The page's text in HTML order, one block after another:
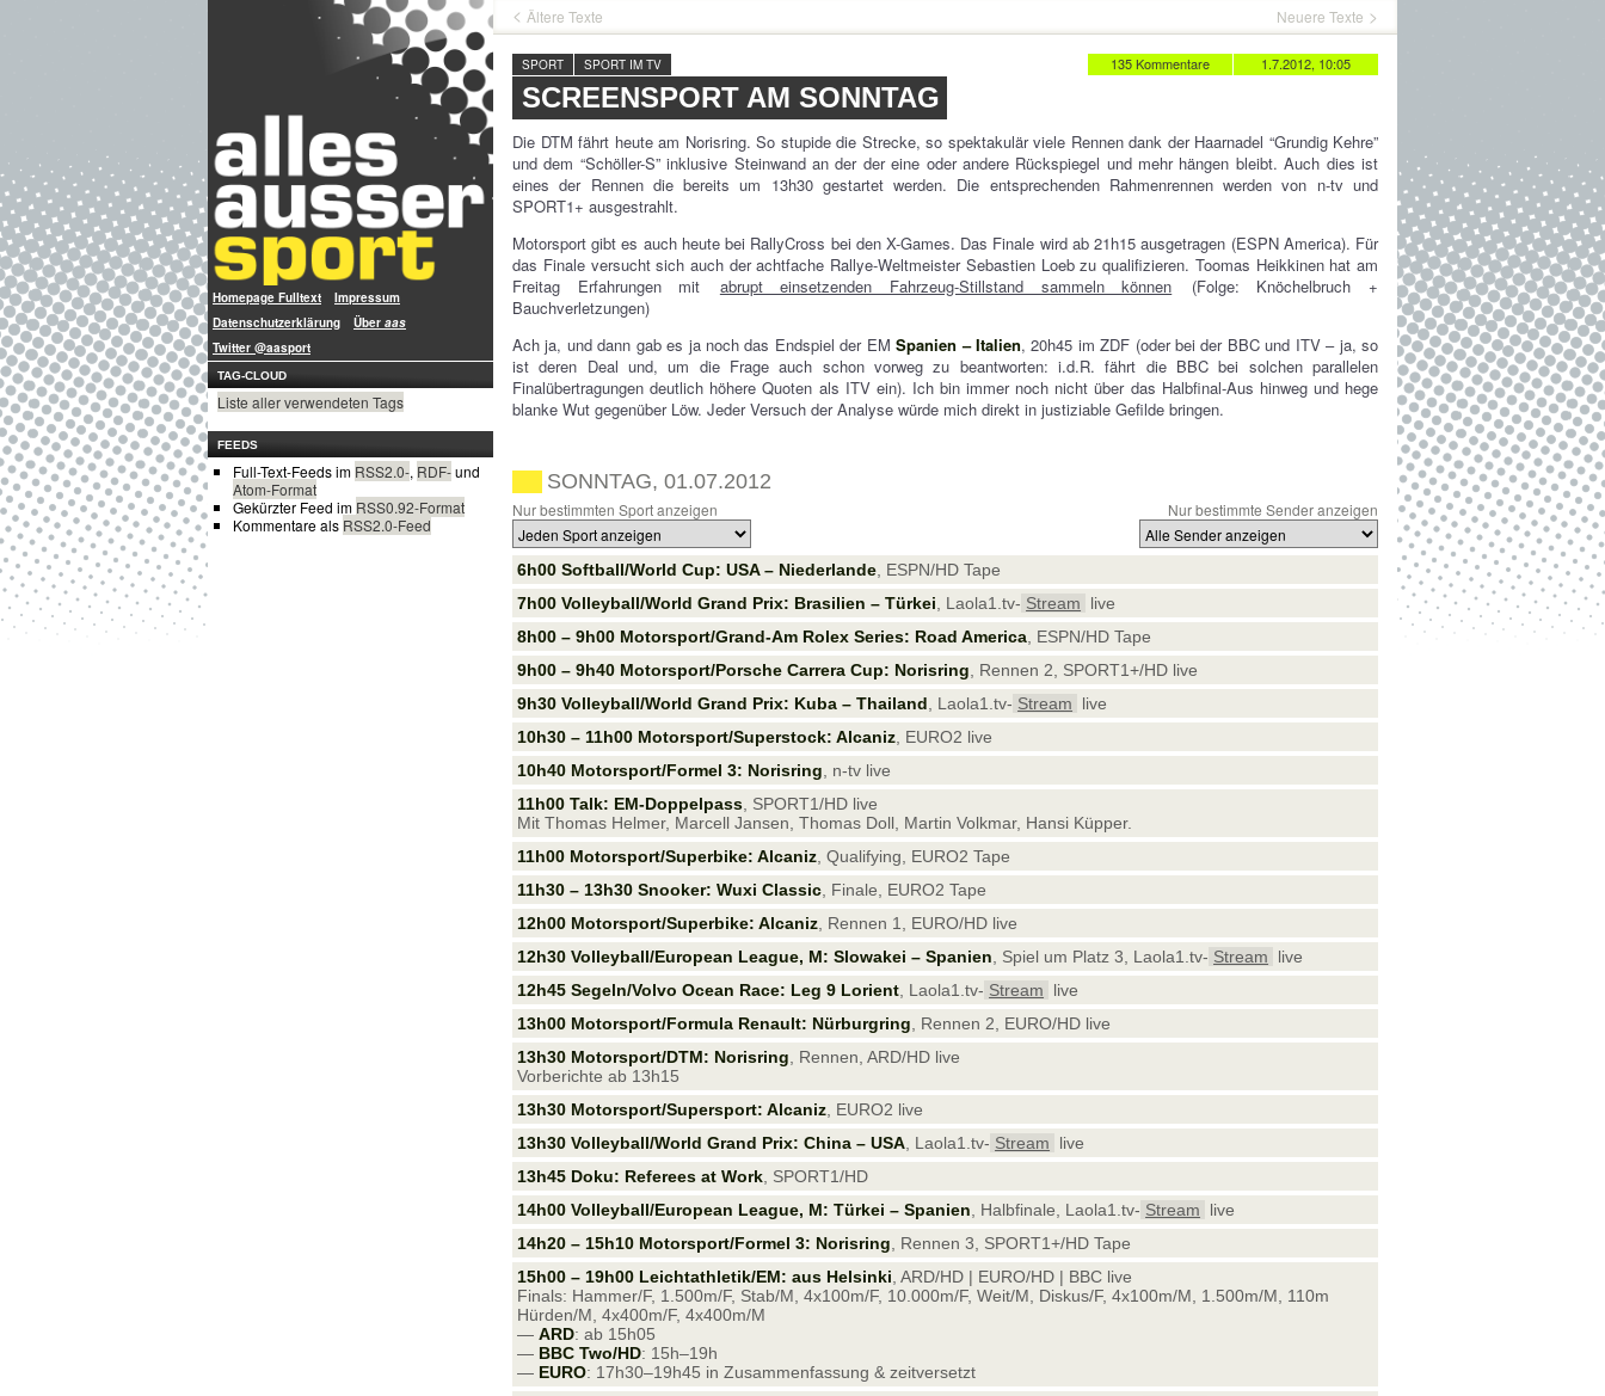
Homepage Fulltext
Impressum
Datenschutzerklärung
Über aas
Twitter @aasport
TAG-CLOUD
Liste aller verwendeten Tags
FEEDS
Full-Text-Feeds im RSS2.0-, RDF-und
Atom-Format
Gekürzter Feed im RSS0.92-Format
Kommentare als RSS2.0-Feed
Ältere Texte Neuere Texte
1.7.2012, 10:05
135 Kommentare
SPORT SPORT IM TV
SCREENSPORT AM SONNTAG
Die DTM fährt heute am Norisring. So stupide die Strecke, so spektakulär viele Rennen dank der Haarnadel “Grundig Kehre”
und dem “Schöller-S” inklusive Steinwand an der der eine oder andere Rückspiegel und mehr hängen bleibt. Auch dies ist
eines der Rennen die bereits um 13h30 gestartet werden. Die entsprechenden Rahmenrennen werden von n-tv und
SPORT1+ ausgestrahlt.
Motorsport gibt es auch heute bei RallyCross bei den X-Games. Das Finale wird ab 21h15 ausgetragen (ESPN America). Für
das Finale versucht sich auch der achtfache Rallye-Weltmeister Sebastien Loeb zu qualifizieren. Toomas Heikkinen hat am
Freitag Erfahrungen mit
abrupt einsetzenden Fahrzeug-Stillstand sammeln können
(Folge: Knöchelbruch +
Bauchverletzungen)
Ach ja, und dann gab es ja noch das Endspiel der EMSpanien – Italien, 20h45 im ZDF (oder bei der BBC und ITV – ja, so
ist deren Deal und, um die Frage auch schon vorweg zu beantworten: i.d.R. fährt die BBC bei solchen parallelen
Finalübertragungen deutlich höhere Quoten als ITV ein). Ich bin immer noch nicht über das Halbfinal-Aus hinweg und hege
blanke Wut gegenüber Löw. Jeder Versuch der Analyse würde mich direkt in justiziable Gefilde bringen.
SONNTAG, 01.07.2012
Nur bestimmten Sport anzeigen Nur bestimmte Sender anzeigen
6h00 Softball/World Cup: USA – Niederlande , ESPN/HD Tape
7h00 Volleyball/World Grand Prix: Brasilien – Türkei , Laola1.tv- Stream
live
8h00 – 9h00 Motorsport/Grand-Am Rolex Series: Road America , ESPN/HD Tape
9h00 – 9h40 Motorsport/Porsche Carrera Cup: Norisring , Rennen 2, SPORT1+/HD live
9h30 Volleyball/World Grand Prix: Kuba – Thailand , Laola1.tv- Stream
live
10h30 – 11h00 Motorsport/Superstock: Alcaniz , EURO2 live
10h40 Motorsport/Formel 3: Norisring , n-tv live
11h00 Talk: EM-Doppelpass , SPORT1/HD live
Mit Thomas Helmer, Marcell Jansen, Thomas Doll, Martin Volkmar, Hansi Küpper.
11h00 Motorsport/Superbike: Alcaniz , Qualifying, EURO2 Tape
11h30 – 13h30 Snooker: Wuxi Classic , Finale, EURO2 Tape
12h00 Motorsport/Superbike: Alcaniz , Rennen 1, EURO/HD live
12h30 Volleyball/European League, M: Slowakei – Spanien , Spiel um Platz 3, Laola1.tv- Stream
live
12h45 Segeln/Volvo Ocean Race: Leg 9 Lorient , Laola1.tv- Stream
live
13h00 Motorsport/Formula Renault: Nürburgring , Rennen 2, EURO/HD live
13h30 Motorsport/DTM: Norisring , Rennen, ARD/HD live
Vorberichte ab 13h15
13h30 Motorsport/Supersport: Alcaniz , EURO2 live
13h30 Volleyball/World Grand Prix: China – USA , Laola1.tv- Stream
live
13h45 Doku: Referees at Work , SPORT1/HD
14h00 Volleyball/European League, M: Türkei – Spanien , Halbfinale, Laola1.tv- Stream
live
14h20 – 15h10 Motorsport/Formel 3: Norisring , Rennen 3, SPORT1+/HD Tape
15h00 – 19h00 Leichtathletik/EM: aus Helsinki , ARD/HD | EURO/HD | BBC live
Finals: Hammer/F, 1.500m/F, Stab/M, 4x100m/F, 10.000m/F, Weit/M, Diskus/F, 4x100m/M, 1.500m/M, 110m
Hürden/M, 4x400m/F, 4x400m/M
—ARD: ab 15h05
— BBC Two/HD: 15h–19h
— EURO: 17h30–19h45 in Zusammenfassung & zeitversetzt